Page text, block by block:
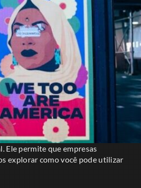
Ele permite que empresas
explorar como você pode utilizar